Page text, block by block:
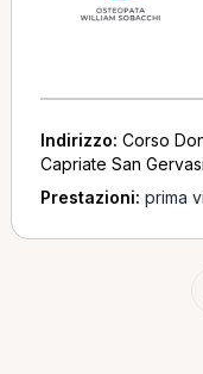
Indirizzo: Corso
Capriate San
Prestazioni: prima